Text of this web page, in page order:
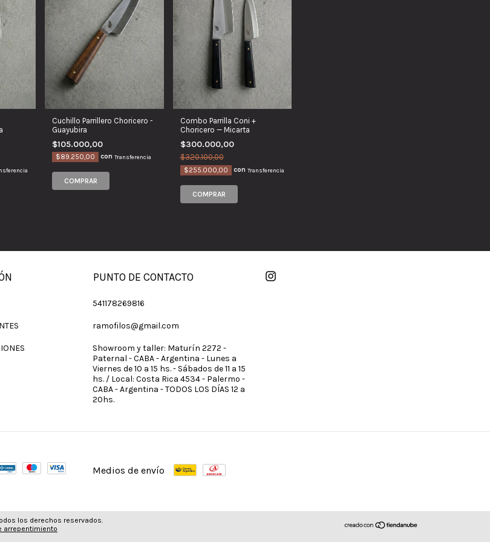
Cuchillo Parrillero Choricero -
Guayubira
$105.000,00
$89.250,00 con Transferencia
Combo Parrilla Coni +
Choricero — Micarta
$300.000,00
$320.100,00
$255.000,00 con Transferencia
PUNTO DE CONTACTO
541178269816
ramofilos@gmail.com
Showroom y taller: Maturín 2272 -
Paternal - CABA - Argentina - Lunes a
Viernes de 10 a 15 hs. - Sábados de 11 a 15
hs. / Local: Costa Rica 4534 - Palermo -
CABA - Argentina - TODOS LOS DÍAS 12 a
20hs.
Medios de envío
los derechos reservados.
arrepentimiento